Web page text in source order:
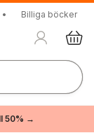
• Billiga böcker
50% →